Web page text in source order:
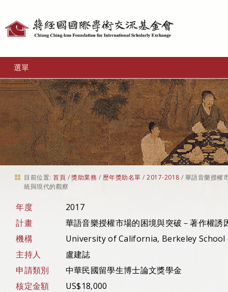
選單
目前位置: 首頁 /獎助業務 / 歷年獎助名單 /2017-2018 / 華語音樂授權
統與現代的觀察
年度
2017
計畫
華語音樂授權市場的困境與突破－著作權誘
機構
University of California, Berkeley School
主持人
盧建誌
申請類別
中華民國留學生博士論文獎學金
核定金額
US$18,000